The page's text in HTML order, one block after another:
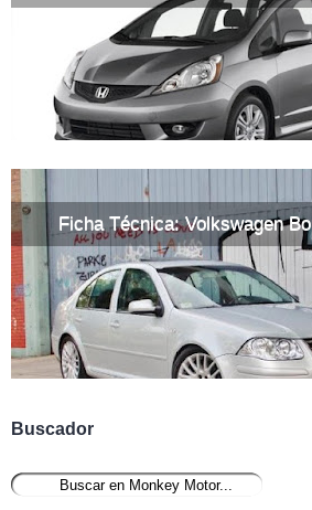
Ficha Técnica: Volkswagen
Buscador